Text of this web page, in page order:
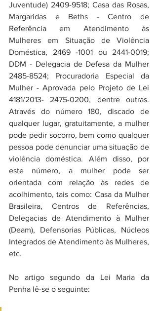
Juventude) 2409-9518; Casa das Rosas,
Margaridas e Beths - Centro de
Referência em Atendimento às
Mulheres em Situação de Violência
Doméstica, 2469 -1001 ou 2441-0019;
DDM - Delegacia de Defesa da Mulher
2485-8524; Procuradoria Especial da
Mulher - Aprovada pelo Projeto de Lei
4181/2013- 2475-0200, dentre outras.
Através do número 180, discado de
qualquer lugar, gratuitamente, a mulher
pode pedir socorro, bem como qualquer
pessoa pode denunciar uma situação de
violência doméstica. Além disso, por
este número, a mulher pode ser
orientada com relação às redes de
acolhimento, tais como: Casa da Mulher
Brasileira, Centros de Referências,
Delegacias de Atendimento à Mulher
(Deam), Defensorias Públicas, Núcleos
Integrados de Atendimento às Mulheres,
etc.
No artigo segundo da Lei Maria da
Penha lê-se o seguinte: